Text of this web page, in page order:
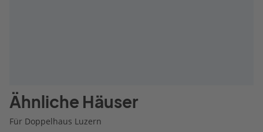
Ähnliche Häuser
Für Doppelhaus Luzern